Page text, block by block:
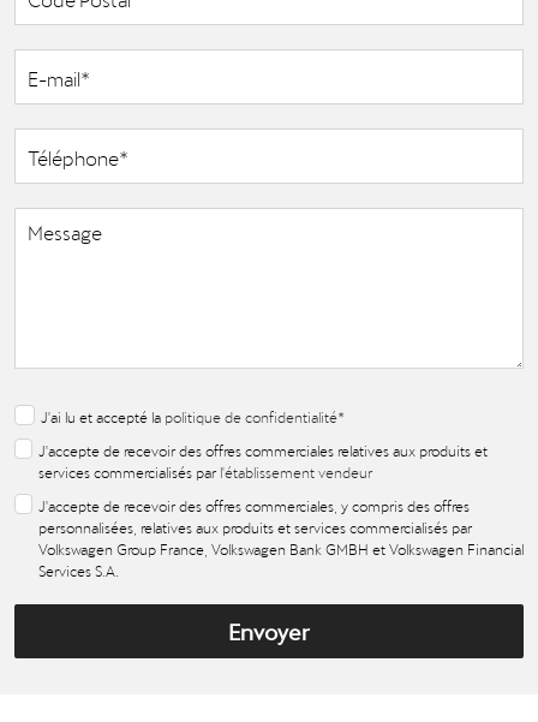
J'ai lu et accepté la politique de confidentialité*
J'accepte de recevoir des offres commerciales relatives aux produits et
services commercialisés par l'établissement vendeur
J'accepte de recevoir des offres commerciales, y compris des offres
personnalisées, relatives aux produits et services commercialisés par
Volkswagen Group France, Volkswagen Bank GMBH et Volkswagen Financial
Services S.A.
Envoyer